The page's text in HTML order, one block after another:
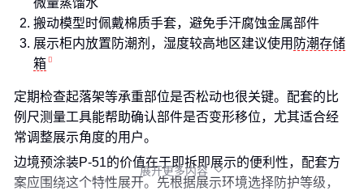
微量蒸馏水
搬动模型时佩戴棉质手套，避免手汗腐蚀金属部件
展示柜内放置防潮剂，湿度较高地区建议使用 防潮存储
箱
定期检查起落架等承重部位是否松动也很关键。配套的比
例尺测量工具能帮助确认部件是否变形移位，尤其适合经
常调整展示角度的用户。
边境预涂装P-51的价值在于即拆即展示的便利性，配套方
案应围绕这个特性展开。先根据展示环境选择防护等级，
展开更多内容 